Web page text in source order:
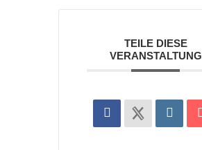
TEILE DIESE
VERANSTALTUNG